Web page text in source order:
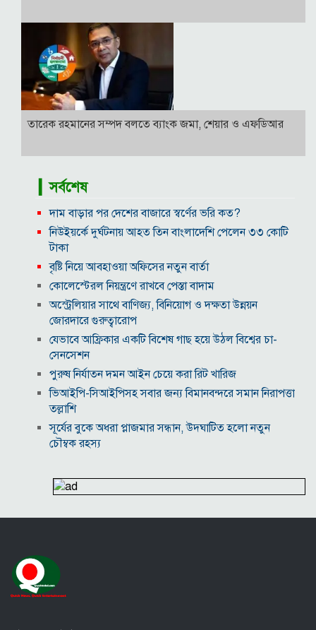
তারেক রহমানের সম্পদ বলতে ব্যাংক জমা, শেয়ার ও এফডিআর
▎সর্বশেষ
দাম বাড়ার পর দেশের বাজারে স্বর্ণের ভরি কত?
নিউইয়র্কে দুর্ঘটনায় আহত তিন বাংলাদেশি পেলেন ৩৩ কোটি
টাকা
বৃষ্টি নিয়ে আবহাওয়া অফিসের নতুন বার্তা
কোলেস্টেরল নিয়ন্ত্রণে রাখবে পেস্তা বাদাম
অস্ট্রেলিয়ার সাথে বাণিজ্য, বিনিয়োগ ও দক্ষতা উন্নয়ন
জোরদারে গুরুত্বারোপ
যেভাবে আফ্রিকার একটি বিশেষ গাছ হয়ে উঠল বিশ্বের চা-
সেনসেশন
পুরুষ নির্যাতন দমন আইন চেয়ে করা রিট খারিজ
ভিআইপি-সিআইপিসহ সবার জন্য বিমানবন্দরে সমান নিরাপত্তা
তল্লাশি
সূর্যের বুকে অধরা প্লাজমার সন্ধান, উদ্ঘাটিত হলো নতুন
চৌম্বক রহস্য
প্রতারণা মামলায় সালমান খানকে আদালতে তলব
এলো চাঞ্চল্যকর অভিযোগ
বাংলাদেশি টাকায় আজকের মুদ্রা বিনিময় হার
যুক্তরাষ্ট্রকে ঘিরে ইরানের নতুন হুঁশিয়ারি, উপসাগরীয়